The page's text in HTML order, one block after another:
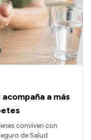
a más
conviven con
de Salud